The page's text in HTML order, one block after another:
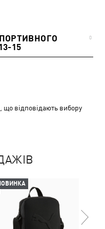
15
0
відповідають вибору